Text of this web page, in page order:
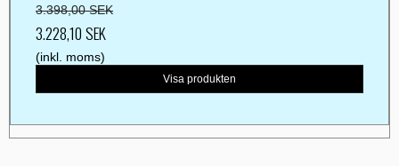
3.398,00 SEK
3.228,10 SEK
(inkl. moms)
Visa produkten